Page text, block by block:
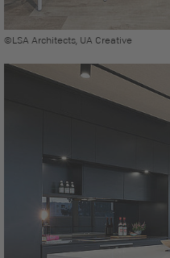
©LSA Architects, UA Creative